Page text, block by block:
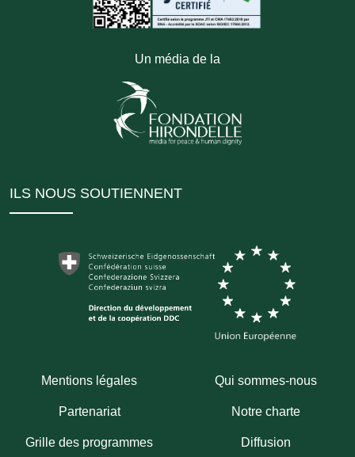
Un média de la
ILS NOUS SOUTIENNENT
Mentions légales Qui sommes-nous
Partenariat Notre charte
Grille des programmes Diffusion